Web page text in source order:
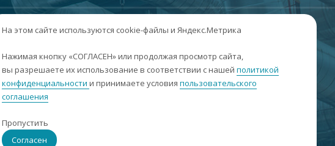
+7 (3852) 50-60-74;+7 (3852) 50-60-73
г. Барнаул, пр. Ленина, 158А, Н1/204
сб-вс: выходные
На этом сайте используются cookie-файлы и Яндекс.Метрика
Нажимая кнопку «СОГЛАСЕН» или продолжая просмотр сайта,
вы разрешаете их использование в соответствии с нашей политикой
конфиденциальности и принимаете условия пользовательского
соглашения
Пропустить
Согласен